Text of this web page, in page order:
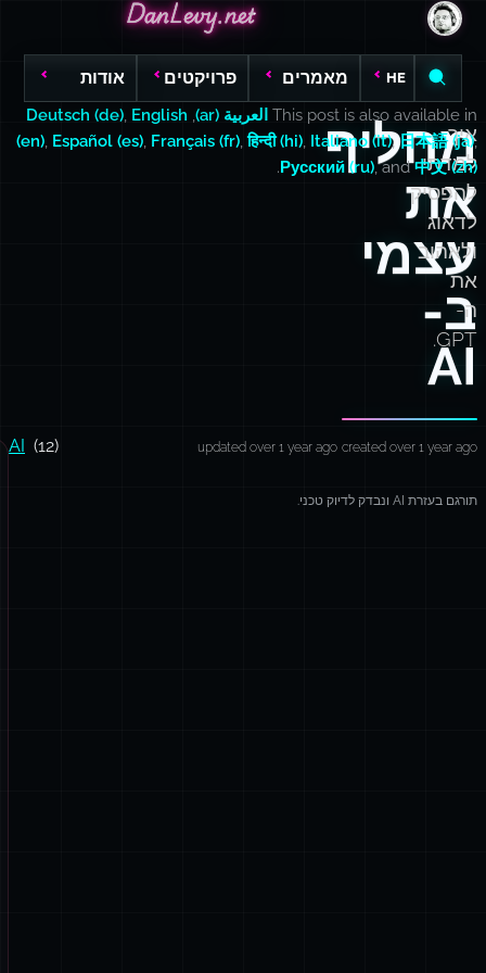
DanLevy.net
DanLevy.net
DanLevy.net
HE מאמרים פרויקטים אודות
מחליף
את
עצמי
ב-
AI
איך
למדתי
להפסיק
לדאוג
ולאהוב
את
ה-
GPT.
This post is also available in العربية (ar) ,
Deutsch (de), English
(en), Español (es), Français (fr),हिन्दी (hi), Italiano (it),日本語 (ja),
Русский (ru), and中文 (zh)
.
created over 1 year ago
updated over 1 year ago
AI (12)
תורגם בעזרת AI ונבדק לדיוק טכני.